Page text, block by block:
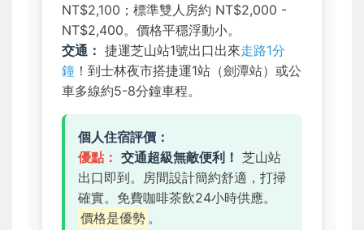
NT$2,100；標準雙人房約 NT$2,000 -
NT$2,400。價格平穩浮動小。
交通： 捷運芝山站1號出口出來走路1分
鐘 ！到士林夜市搭捷運1站（劍潭站）或公
車多線約5-8分鐘車程。
個人住宿評價：
優點： 交通超級無敵便利！ 芝山站
出口即到。房間設計簡約舒適，打掃
確實。免費咖啡茶飲24小時供應。
價格是優勢 。